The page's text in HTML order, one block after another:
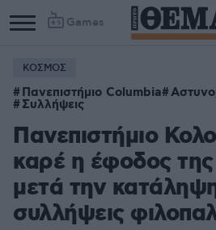
Games
ΚΟΣΜΟΣ
Πανεπιστήμιο Columbia
Συλλήψεις
Πανεπιστήμιο
καρέ η έφοδος
μετά την
συλλήψεις